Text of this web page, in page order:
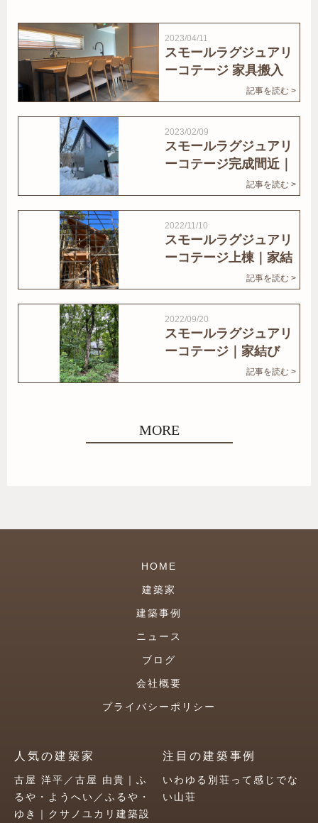
2023/04/11
スモールラグジュアリ
ーコテージ 家具搬入
記事を読む >
2023/02/09
スモールラグジュアリ
ーコテージ完成間近｜
記事を読む >
2022/11/10
スモールラグジュアリ
ーコテージ上棟｜家結
記事を読む >
2022/09/20
スモールラグジュアリ
ーコテージ｜家結び
記事を読む >
MORE
HOME
建築家
建築事例
ニュース
ブログ
会社概要
プライバシーポリシー
人気の建築家
古屋 洋平／古屋 由貴｜ふ
るや・ようへい／ふるや・
ゆき｜クサノユカリ建築設
注目の建築事例
いわゆる別荘って感じでな
い山荘